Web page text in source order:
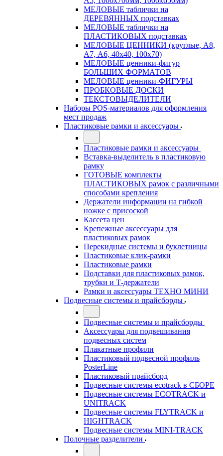
МЕЛОВЫЕ таблички на
ДЕРЕВЯННЫХ подставках
МЕЛОВЫЕ таблички на
ПЛАСТИКОВЫХ подставках
МЕЛОВЫЕ ЦЕННИКИ (круглые, А8,
А7, А6, 40х40, 100х70)
МЕЛОВЫЕ ценники-фигур
БОЛЬШИХ ФОРМАТОВ
МЕЛОВЫЕ ценники-ФИГУРЫ
ПРОБКОВЫЕ ДОСКИ
ТЕКСТОВЫДЕЛИТЕЛИ
Наборы POS-материалов для оформления
мест продаж
Пластиковые рамки и аксессуары
Пластиковые рамки и аксессуары
Вставка-выделитель в пластиковую
рамку
ГОТОВЫЕ комплекты
ПЛАСТИКОВЫХ рамок с различными
способами крепления
Держатели информации на гибкой
ножке с присоской
Кассета цен
Крепежные аксессуары для
пластиковых рамок
Перекидные системы и буклетницы
Пластиковые клик-рамки
Пластиковые рамки
Подставки для пластиковых рамок,
трубки и Т-держатели
Рамки и аксессуары ТЕХНО МИНИ
Подвесные системы и прайсборды
Подвесные системы и прайсборды
Аксессуары для подвешивания
подвесных систем
Плакатные профили
Пластиковый подвесной профиль
PosterLine
Пластиковый прайсборд
Подвесные системы ecotrack в СБОРЕ
Подвесные системы ECOTRACK и
UNITRACK
Подвесные системы FLYTRACK и
HIGHTRACK
Подвесные системы MINI-TRACK
Полочные разделители